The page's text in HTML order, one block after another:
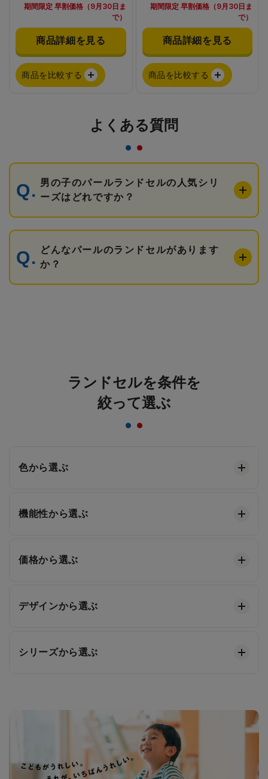
期間限定 早割価格（9月30日ま
で）
商品詳細を見る
商品を比較する
期間限定 早割価格（9月30日ま
で）
商品詳細を見る
商品を比較する
よくある質問
男の子のパールランドセルの人気シリ
ーズはどれですか？
どんなパールのランドセルがあります
か？
ランドセルを条件を
絞って選ぶ
色から選ぶ
機能性から選ぶ
価格から選ぶ
デザインから選ぶ
シリーズから選ぶ